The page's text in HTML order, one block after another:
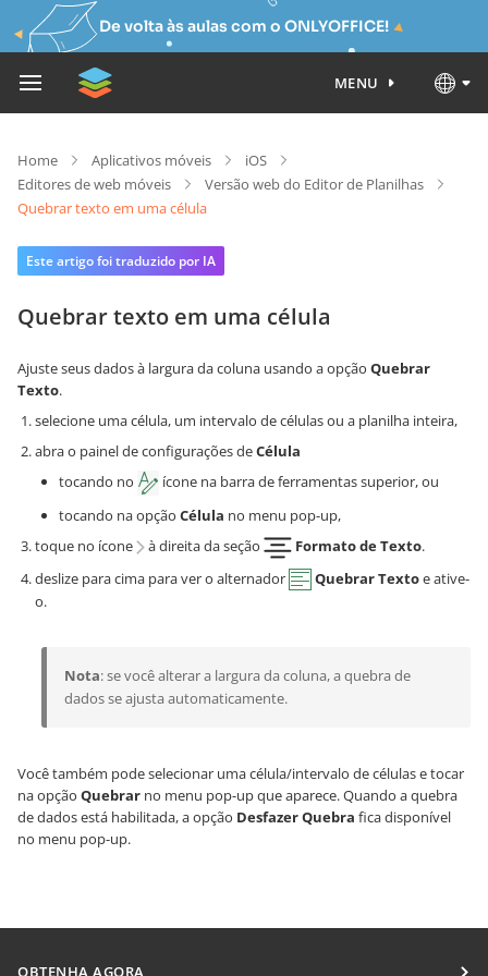
De volta às aulas com o ONLYOFFICE!
MENU
Home Aplicativos móveis
iOS
Editores de web móveis
Versão web do Editor de Planilhas
Quebrar texto em uma célula
Este artigo foi traduzido por IA
Quebrar texto em uma célula
Ajuste seus dados à largura da coluna usando a opção Quebrar
Texto.
selecione uma célula, um intervalo de células ou a planilha inteira,
abra o painel de configurações deCélula
tocando no
ícone na barra de ferramentas superior, ou
tocando na opção Célula no menu pop-up,
toque no ícone
à direita da seção Formato de Texto.
deslize para cima para ver o alternador
Quebrar Textoe ative-
o.
Nota: se você alterar a largura da coluna, a quebra de
dados se ajusta automaticamente.
Você também pode selecionar uma célula/intervalo de células e tocar
na opção Quebrar no menu pop-up que aparece. Quando a quebra
de dados está habilitada, a opção Desfazer Quebra fica disponível
no menu pop-up.
OBTENHA AGORA